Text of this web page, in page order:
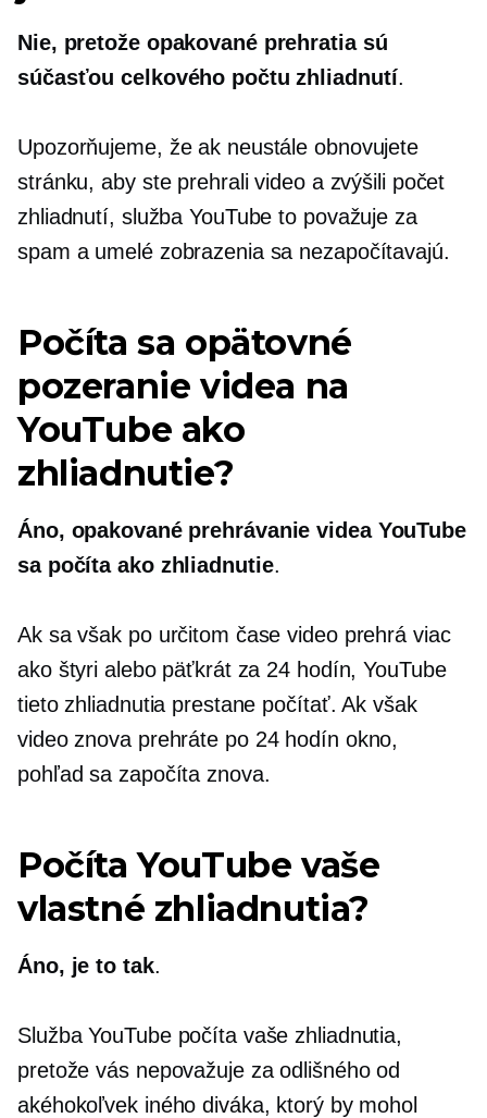
Nie, pretože opakované prehratia sú
súčasťou celkového počtu zhliadnutí.
Upozorňujeme, že ak neustále obnovujete
stránku, aby ste prehrali video a zvýšili počet
zhliadnutí, služba YouTube to považuje za
spam a umelé zobrazenia sa nezapočítavajú.
Počíta sa opätovné
pozeranie videa na
YouTube ako
zhliadnutie?
Áno, opakované prehrávanie videa YouTube
sa počíta ako zhliadnutie.
Ak sa však po určitom čase video prehrá viac
ako štyri alebo päťkrát za 24 hodín, YouTube
tieto zhliadnutia prestane počítať. Ak však
video znova prehráte po 24 hodín okno,
pohľad sa započíta znova.
Počíta YouTube vaše
vlastné zhliadnutia?
Áno, je to tak.
Služba YouTube počíta vaše zhliadnutia,
pretože vás nepovažuje za odlišného od
akéhokoľvek iného diváka, ktorý by mohol